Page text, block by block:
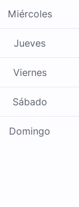
Miércoles
Jueves
Viernes
Sábado
Domingo